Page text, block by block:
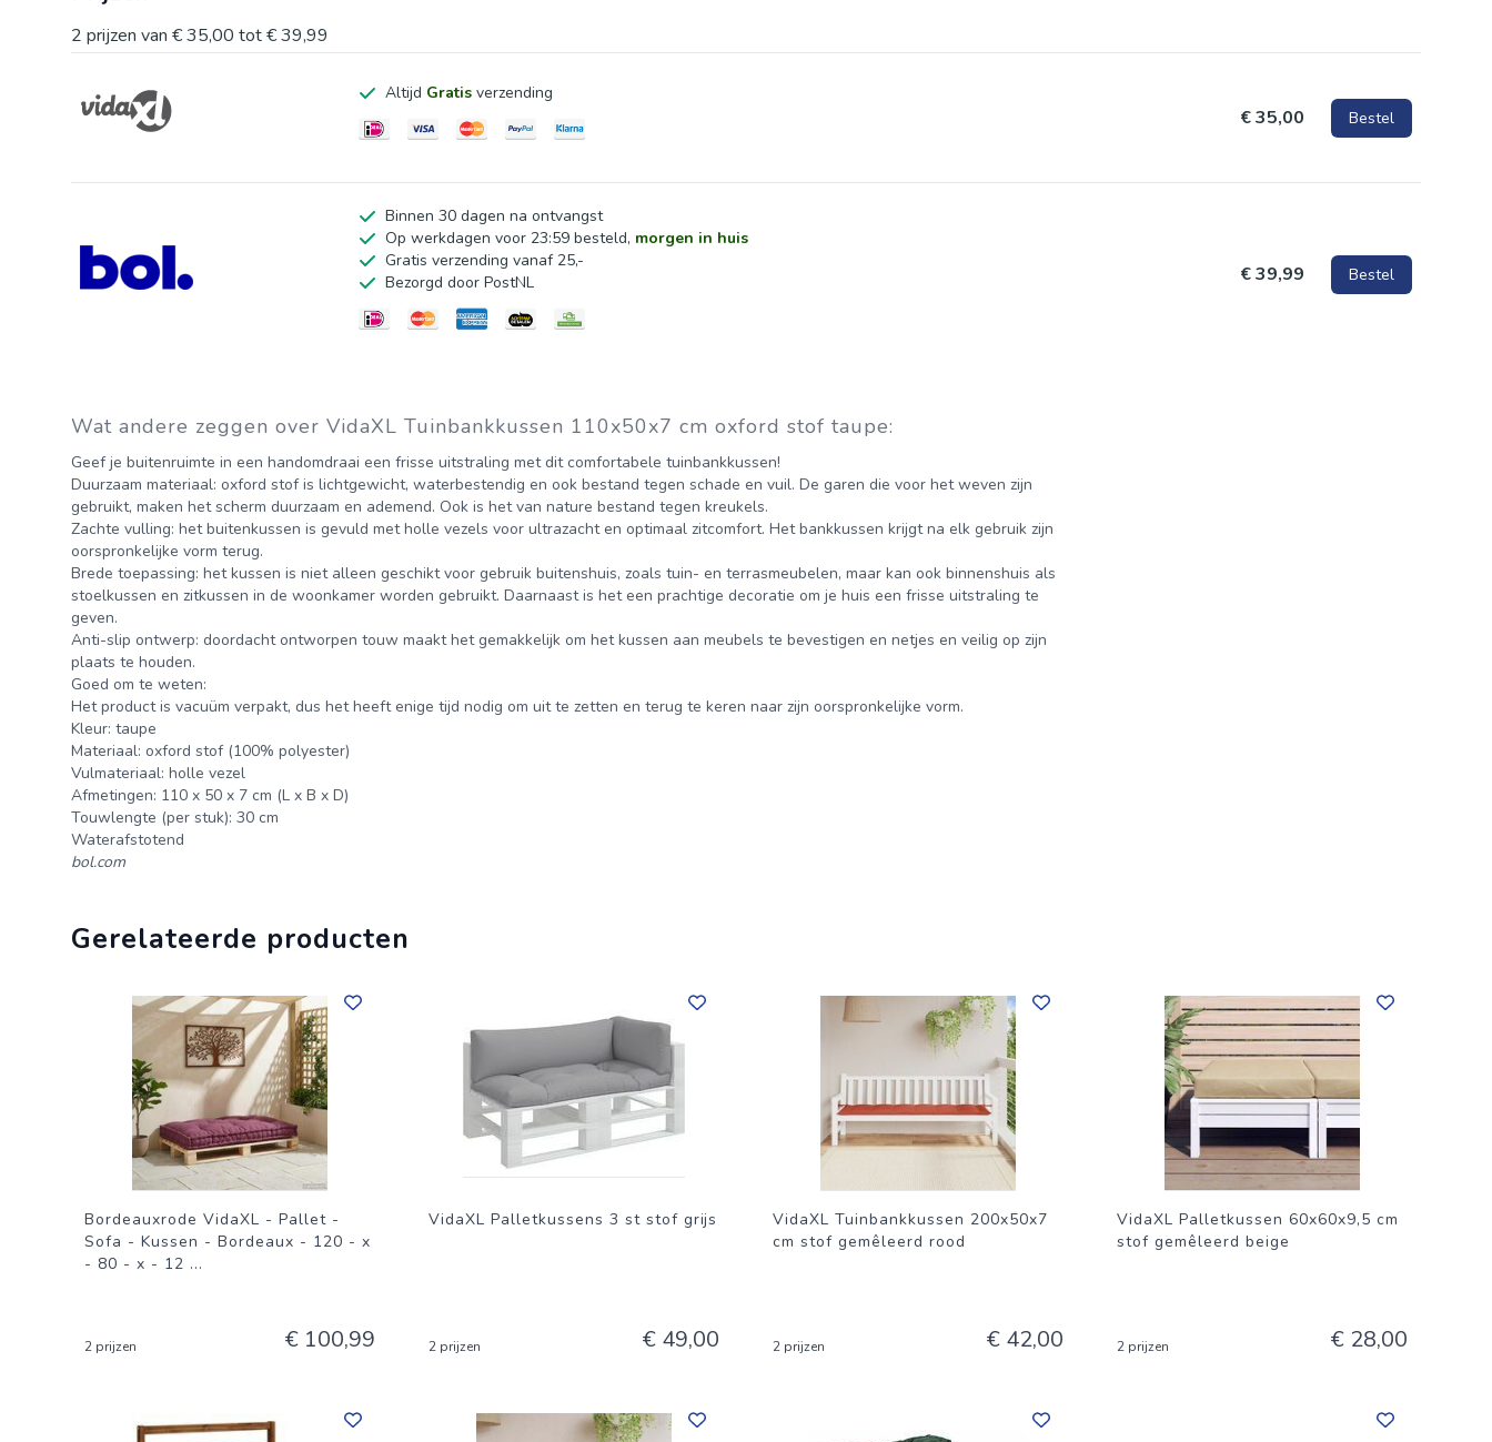
een frisse uitstraling te geven.
veilig op zijn plaats te houden.
Goed om te weten:
Materiaal: oxford stof (100% polyester)
Vulmateriaal: holle vezel
Afmetingen: 110 x 50 x 7 cm (L x B x D)
2 prijzen van € 35,00 tot€ 39,99
Altijd Gratis verzending
€ 35,00 Bestel
Binnen 30 dagen na ontvangst
Op werkdagen voor 23:59 besteld, morgen in huis
Gratis verzending vanaf 25,-
Bezorgd door PostNL
€ 39,99 Bestel
Wat andere zeggen over VidaXL Tuinbankkussen 110x50x7 cm oxford stof taupe:
Geef je buitenruimte in een handomdraai een frisse uitstraling met dit comfortabele tuinbankkussen!
Duurzaam materiaal: oxford stof is lichtgewicht, waterbestendig en ook bestand tegen schade en vuil. De garen die voor het weven zijn
gebruikt, maken het scherm duurzaam en ademend. Ook is het van nature bestand tegen kreukels.
Zachte vulling: het buitenkussen is gevuld met holle vezels voor ultrazacht en optimaal zitcomfort. Het bankkussen krijgt na elk gebruik zijn
oorspronkelijke vorm terug.
Brede toepassing: het kussen is niet alleen geschikt voor gebruik buitenshuis, zoals tuin- en terrasmeubelen, maar kan ook binnenshuis als
stoelkussen en zitkussen in de woonkamer worden gebruikt. Daarnaast is het een prachtige decoratie om je huis een frisse uitstraling te
geven.
Anti-slip ontwerp: doordacht ontworpen touw maakt het gemakkelijk om het kussen aan meubels te bevestigen en netjes en veilig op zijn
plaats te houden.
Goed om te weten:
Het product is vacuüm verpakt, dus het heeft enige tijd nodig om uit te zetten en terug te keren naar zijn oorspronkelijke vorm.
Kleur: taupe
Materiaal: oxford stof (100% polyester)
Vulmateriaal: holle vezel
Afmetingen: 110 x 50 x 7 cm (L x B x D)
Touwlengte (per stuk): 30 cm
Waterafstotend
bol.com
Gerelateerde producten
Bordeauxrode VidaXL - Pallet -
Sofa - Kussen - Bordeaux - 120 - x
- 80 - x - 12 ...
2 prijzen € 100,99
VidaXL Palletkussens 3 st stof grijs
2 prijzen € 49,00
VidaXL Tuinbankkussen 200x50x7
cm stof gemêleerd rood
2 prijzen € 42,00
VidaXL Palletkussen 60x60x9,5 cm
stof gemêleerd beige
2 prijzen € 28,00